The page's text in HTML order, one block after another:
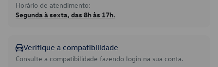
Horário de atendimento:
Segunda à sexta, das 8h às 17h.
Verifique a compatibilidade
Consulte a compatibilidade fazendo login na sua conta.